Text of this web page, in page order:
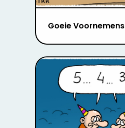
Goeie Voornemens